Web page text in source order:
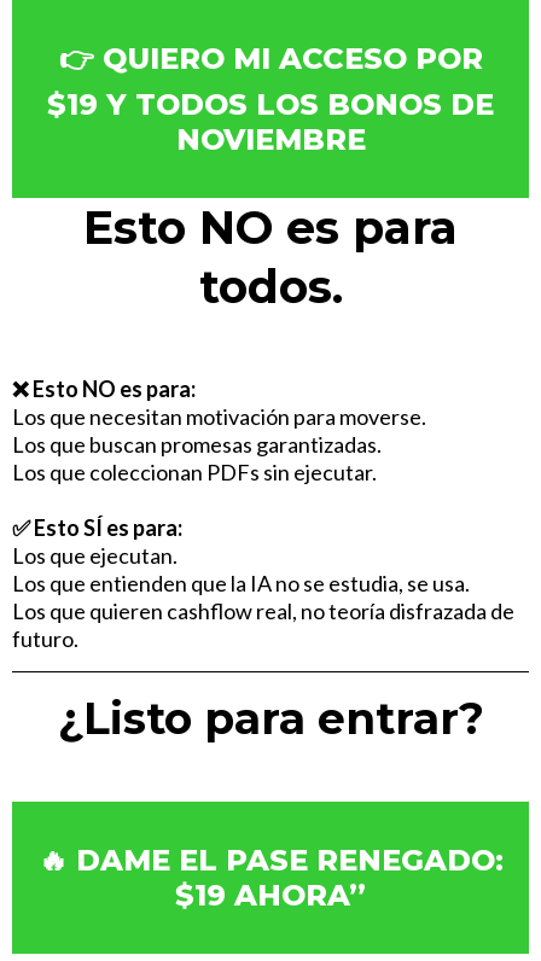
👉 QUIERO MI ACCESO POR
$19 Y TODOS LOS BONOS DE
NOVIEMBRE
Esto NO es para
todos.
❌ Esto NO es para:
Los que necesitan motivación para moverse.
Los que buscan promesas garantizadas.
Los que coleccionan PDFs sin ejecutar.
✅ Esto SÍ es para:
Los que ejecutan.
Los que entienden que la IA no se estudia, se usa.
Los que quieren cashflow real, no teoría disfrazada de
futuro.
¿Listo para entrar?
🔥 DAME EL PASE RENEGADO:
$19 AHORA”